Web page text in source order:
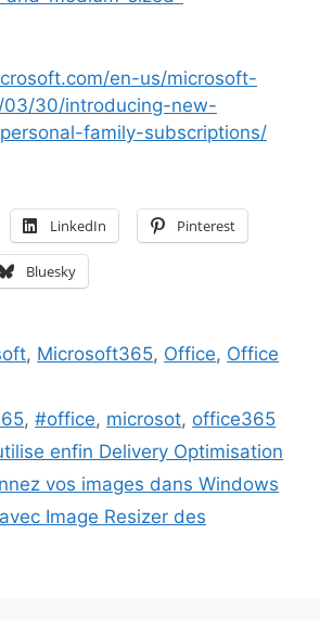
en-us/microsoft-
30/introducing-new-
family-subscriptions/
LinkedIn Pinterest
Bluesky
, Microsoft365, Office, Office
,#office, microsot, office365
enfin Delivery Optimisation
vos images dans Windows
Image Resizer des